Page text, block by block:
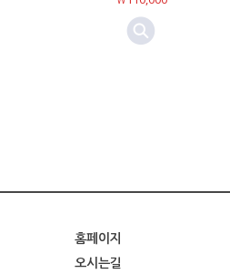
홈페이지
오시는길